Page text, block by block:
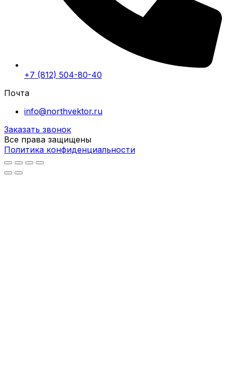
+7 (812) 504-80-40
Почта
info@northvektor.ru
Заказать звонок
Все права защищены
Политика конфиденциальности